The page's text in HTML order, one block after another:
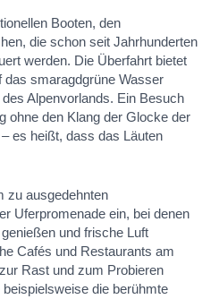
Booten, den
die schon seit Jahrhunderten
werden. Die Überfahrt bietet
das smaragdgrüne Wasser
Alpenvorlands. Ein Besuch
ohne den Klang der Glocke der
es heißt, dass das Läuten
zu ausgedehnten
Uferpromenade ein, bei denen
und frische Luft
Cafés und Restaurants am
Rast und zum Probieren
die berühmte